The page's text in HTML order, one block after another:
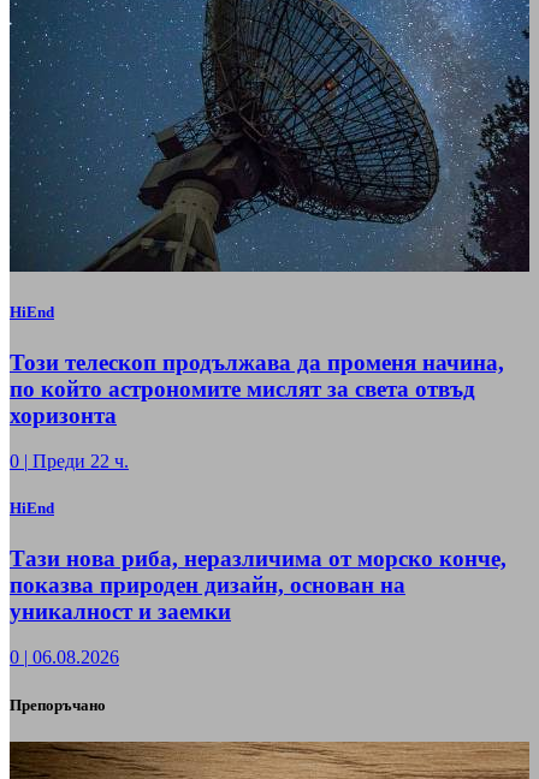
HiEnd
Този телескоп продължава да променя начина,
по който астрономите мислят за света отвъд
хоризонта
0 | Преди 22 ч.
HiEnd
Тази нова риба, неразличима от морско конче,
показва природен дизайн, основан на
уникалност и заемки
0 | 06.08.2026
Препоръчано